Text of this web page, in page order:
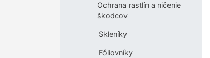
Ochrana rastlín a ničenie
škodcov
Skleníky
Fóliovníky